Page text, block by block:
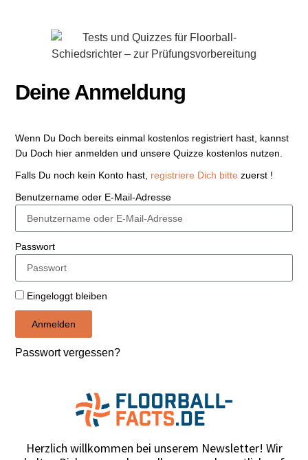
Deine Anmeldung
Wenn Du Doch bereits einmal kostenlos registriert hast, kannst
Du Doch hier anmelden und unsere Quizze kostenlos nutzen.
Falls Du noch kein Konto hast, registriere Dich bitte zuerst !
Benutzername oder E-Mail-Adresse
Passwort
Eingeloggt bleiben
Anmelden
Passwort vergessen?